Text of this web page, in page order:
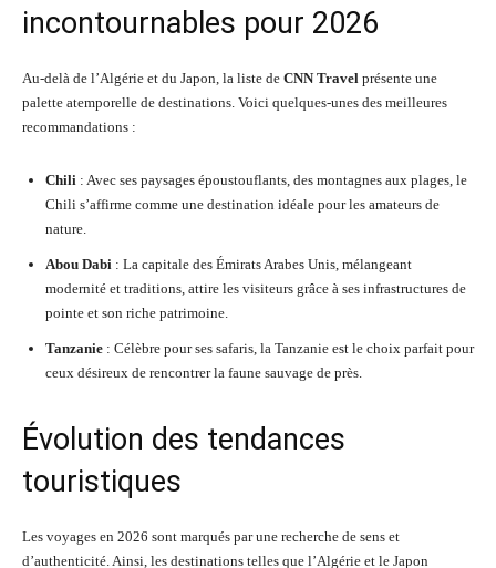
incontournables pour 2026
Au-delà de l’Algérie et du Japon, la liste de CNN Travel présente une
palette atemporelle de destinations. Voici quelques-unes des meilleures
recommandations :
Chili : Avec ses paysages époustouflants, des montagnes aux plages, le
Chili s’affirme comme une destination idéale pour les amateurs de
nature.
Abou Dabi : La capitale des Émirats Arabes Unis, mélangeant
modernité et traditions, attire les visiteurs grâce à ses infrastructures de
pointe et son riche patrimoine.
Tanzanie : Célèbre pour ses safaris, la Tanzanie est le choix parfait pour
ceux désireux de rencontrer la faune sauvage de près.
Évolution des tendances
touristiques
Les voyages en 2026 sont marqués par une recherche de sens et
d’authenticité. Ainsi, les destinations telles que l’Algérie et le Japon